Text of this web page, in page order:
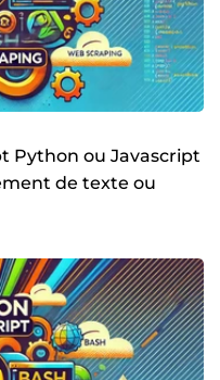
Python ou Javascript
de texte ou